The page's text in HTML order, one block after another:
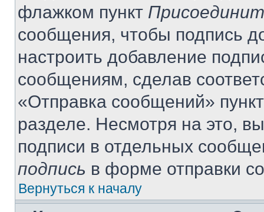
флажком пункт
сообщения, чтобы подпись
настроить добавление
сообщениям, сделав
«Отправка сообщений»
разделе. Несмотря на это,
подписи в отдельных
подпись в форме отправки
Вернуться к началу